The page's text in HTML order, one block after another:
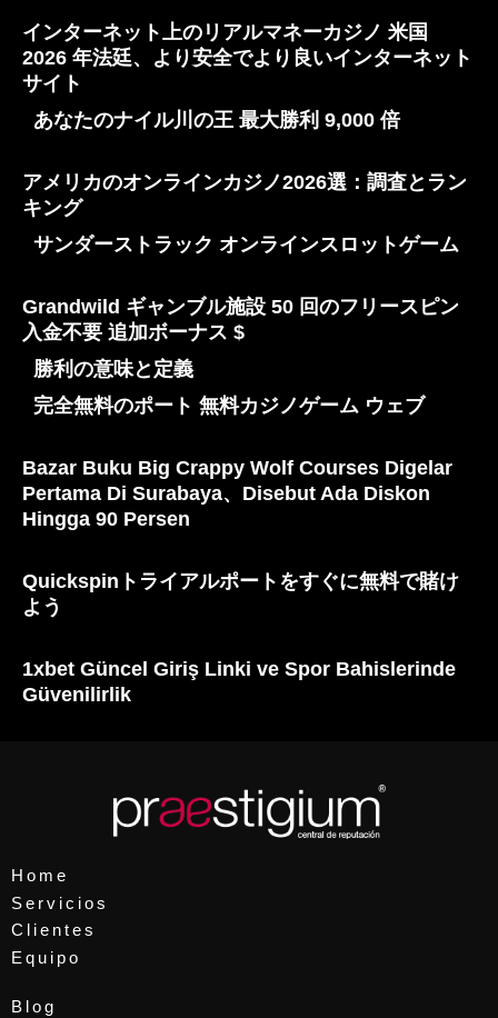
インターネット上のリアルマネーカジノ 米国
2026 年法廷、より安全でより良いインターネット
サイト
あなたのナイル川の王 最大勝利 9,000 倍
アメリカのオンラインカジノ2026選：調査とラン
キング
サンダーストラック オンラインスロットゲーム
Grandwild ギャンブル施設 50 回のフリースピン
入金不要 追加ボーナス $
勝利の意味と定義
完全無料のポート 無料カジノゲーム ウェブ
Bazar Buku Big Crappy Wolf Courses Digelar
Pertama Di Surabaya、Disebut Ada Diskon
Hingga 90 Persen
Quickspinトライアルポートをすぐに無料で賭け
よう
1xbet Güncel Giriş Linki ve Spor Bahislerinde
Güvenilirlik
Home
Servicios
Clientes
Equipo
Blog